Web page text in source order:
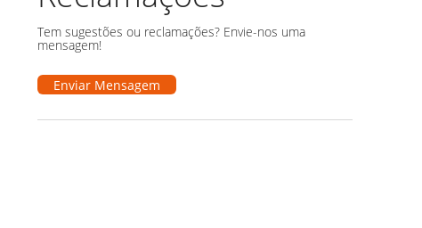
Tem sugestões ou reclamações? Envie-nos uma
mensagem!
Enviar Mensagem